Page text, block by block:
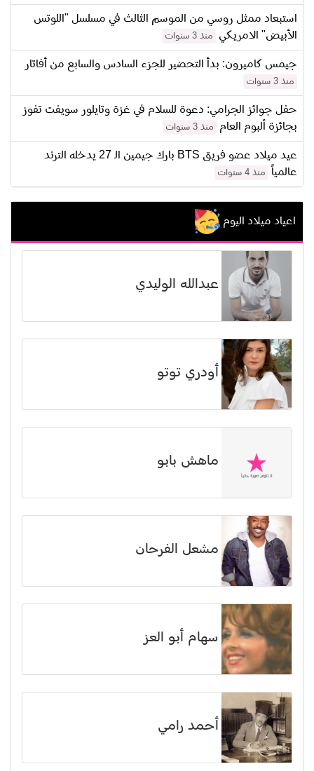
استبعاد ممثل روسي من الموسم الثالث في مسلسل "اللوتس
الأبيض" الامريكي
منذ 3 سنوات
جيمس كاميرون: بدأ التحضير للجزء السادس والسابع من أفاتار
منذ 3 سنوات
حفل جوائز الجرامي: دعوة للسلام في غزة وتايلور سويفت تفوز
بجائزة ألبوم العام
منذ 3 سنوات
عيد ميلاد عضو فريق BTS بارك جيمين الـ 27 يدخله الترند
عالمياً
منذ 4 سنوات
اعياد ميلاد اليوم
عبدالله الوليدي
أودري توتو
ماهش بابو
مشعل الفرحان
سهام أبو العز
أحمد رامي